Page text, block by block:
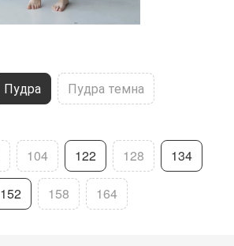
Пудра Пудра темна
104 122 128 134
152 158 164